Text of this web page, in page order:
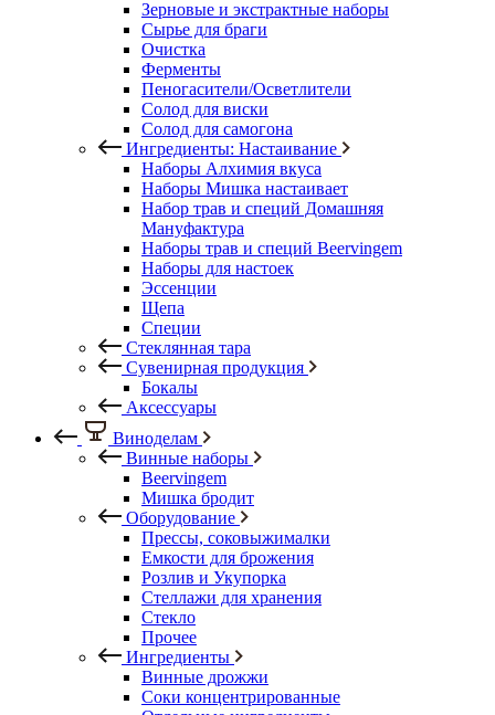
Зерновые и экстрактные наборы
Сырье для браги
Очистка
Ферменты
Пеногасители/Осветлители
Солод для виски
Солод для самогона
Ингредиенты: Настаивание
Наборы Алхимия вкуса
Наборы Мишка настаивает
Набор трав и специй Домашняя
Мануфактура
Наборы трав и специй Beervingem
Наборы для настоек
Эссенции
Щепа
Специи
Стеклянная тара
Сувенирная продукция
Бокалы
Аксессуары
Виноделам
Винные наборы
Beervingem
Мишка бродит
Оборудование
Прессы, соковыжималки
Емкости для брожения
Розлив и Укупорка
Стеллажи для хранения
Стекло
Прочее
Ингредиенты
Винные дрожжи
Соки концентрированные